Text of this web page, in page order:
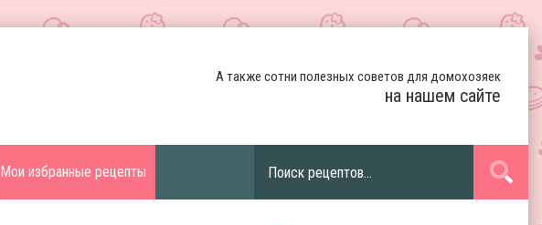
А также сотни полезных советов для домохозяек
на нашем сайте
Мои избранные рецепты